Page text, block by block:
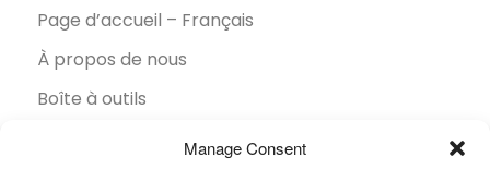
Manage Consent
Page d’accueil – Français
À propos de nous
Boîte à outils